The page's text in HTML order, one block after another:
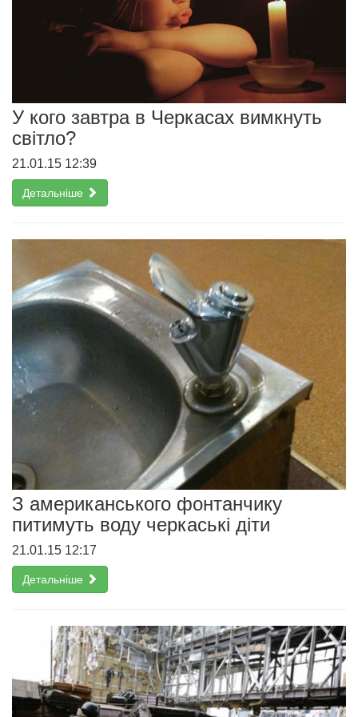
У кого завтра в Черкасах вимкнуть
світло?
21.01.15 12:39
Детальніше
З американського фонтанчику
питимуть воду черкаські діти
21.01.15 12:17
Детальніше